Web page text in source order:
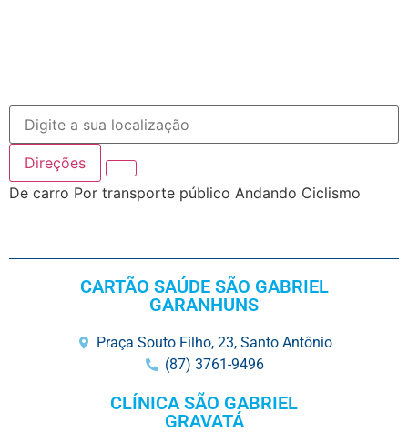
Direções
De carro Por transporte público Andando Ciclismo
CARTÃO SAÚDE SÃO GABRIEL
GARANHUNS
Praça Souto Filho, 23, Santo Antônio
(87) 3761-9496
CLÍNICA SÃO GABRIEL
GRAVATÁ